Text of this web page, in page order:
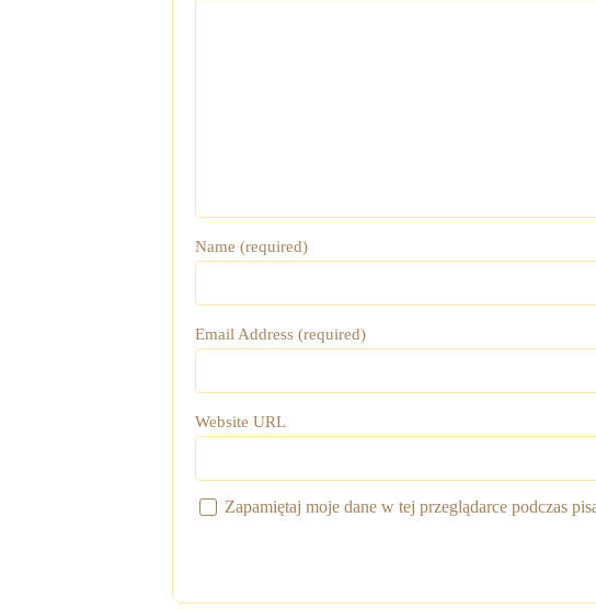
Name (required)
Email Address (required)
Website URL
Zapamiętaj moje dane w tej przeglądarce podczas